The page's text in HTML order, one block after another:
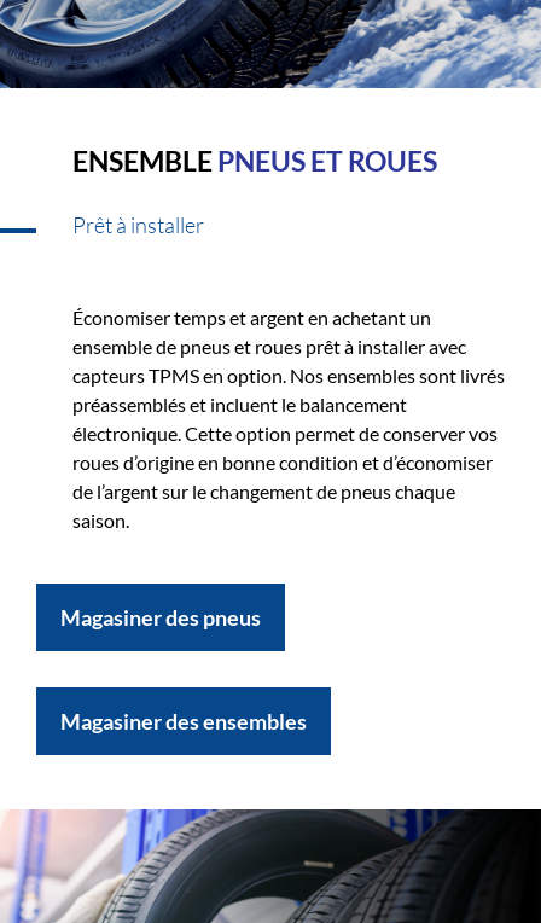
ENSEMBLEPNEUS ET ROUES
Prêt à installer
Économiser temps et argent en achetant un
ensemble de pneus et roues prêt à installer avec
capteurs TPMS en option. Nos ensembles sont livrés
préassemblés et incluent le balancement
électronique. Cette option permet de conserver vos
roues d’origine en bonne condition et d’économiser
de l’argent sur le changement de pneus chaque
saison.
Magasiner des pneus
Magasiner des ensembles